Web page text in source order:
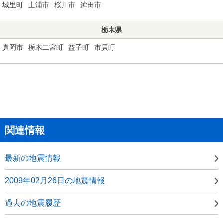
城里町
土浦市 桜川市 鉾田市
栃木県
真岡市 栃木二宮町 益子町 市貝町
関連情報
最新の地震情報
2009年02月26日の地震情報
過去の地震履歴